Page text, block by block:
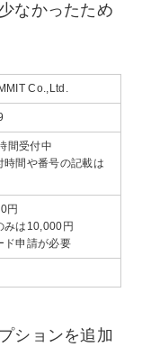
なかったため
Co.,Ltd.
間受付中
時間や番号の記載は
円
は10,000円
申請が必要
ションを追加